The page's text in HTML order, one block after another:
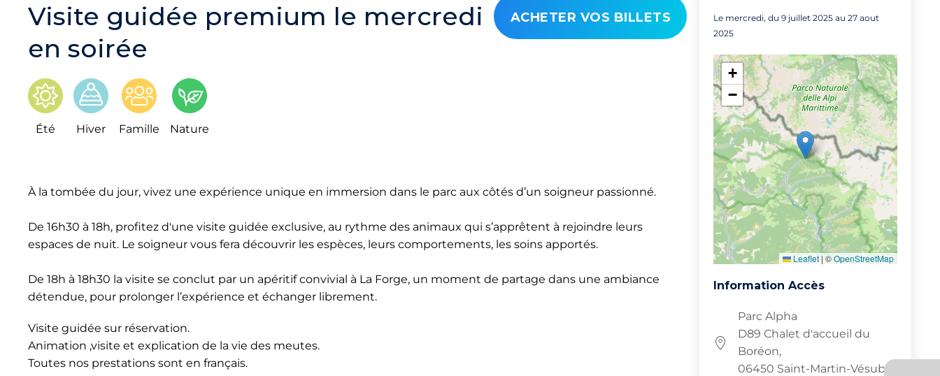
ACHETER VOS BILLETS
Visite guidée premium le mercredi
en soirée
Été Hiver Famille Nature
À la tombée du jour, vivez une expérience unique en immersion dans le parc aux côtés d’un soigneur passionné.
De 16h30 à 18h, profitez d'une visite guidée exclusive, au rythme des animaux qui s’apprêtent à rejoindre leurs
espaces de nuit. Le soigneur vous fera découvrir les espèces, leurs comportements, les soins apportés.
De 18h à 18h30 la visite se conclut par un apéritif convivial à La Forge, un moment de partage dans une ambiance
détendue, pour prolonger l’expérience et échanger librement.
Visite guidée sur réservation.
Animation ,visite et explication de la vie des meutes.
Toutes nos prestations sont en français.
Le mercredi, du 9 juillet 2025 au 27 aout
2025
+
−
Leaflet | ©OpenStreetMap
Information Accès
Parc Alpha
D89 Chalet d'accueil du
Boréon,
06450 Saint-Martin-Vésubie